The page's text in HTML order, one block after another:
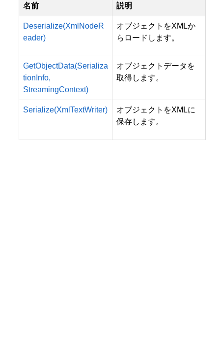
名前 説明
Deserialize(XmlNodeR
eader)
オブジェクトをXMLか
らロードします。
GetObjectData(Serializa
tionInfo,
StreamingContext)
オブジェクトデータを
取得します。
Serialize(XmlTextWriter)
オブジェクトをXMLに
保存します。